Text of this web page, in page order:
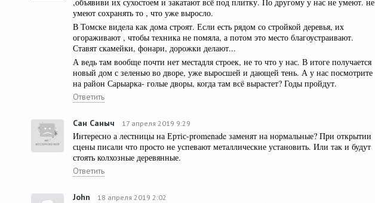
умеют сохранять то , что уже выросло.
В Томске видела как дома строят. Если есть рядом со стройкой деревья, их
огораживают , чтобы техника не помяла, а потом это место благоустраивают.
Ставят скамейки, фонари, дорожки делают...
А ведь там вообще почти нет местадля строек, не то что у нас. В итоге получается
новый дом с зеленью во дворе, уже выросшей и дающей тень. А у нас посмотрите
на район Сарыарка- голые дворы, когда там всё вырастет? Годы пройдут.
Ответить
Сан Саныч 17 апреля 2019 9:29
Интересно а лестницы на Ертіс-promenade заменят на нормальные? При открытии
сцены писали что просто не успевают металлические установить. Или так и будут
стоять колхозные деревянные.
Ответить
John 18 апреля 2019 2:02